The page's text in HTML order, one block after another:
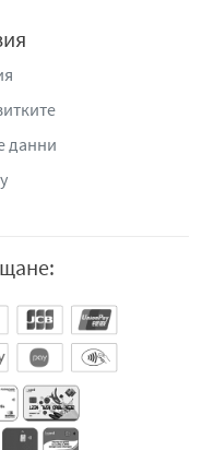
данни